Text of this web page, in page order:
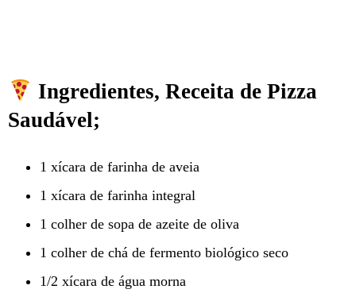
Ingredientes, Receita de Pizza
Saudável;
1 xícara de farinha de aveia
1 xícara de farinha integral
1 colher de sopa de azeite de oliva
1 colher de chá de fermento biológico seco
1/2 xícara de água morna